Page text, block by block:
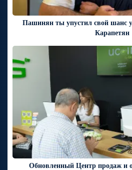
Пашинян ты упустил свой шанс
Карапетян
Обновленный Центр продаж и